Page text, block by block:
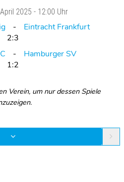
2025 - 12:00 Uhr
Eintracht Frankfurt
2:3
Hamburger SV
1:2
Verein, um nur dessen Spiele